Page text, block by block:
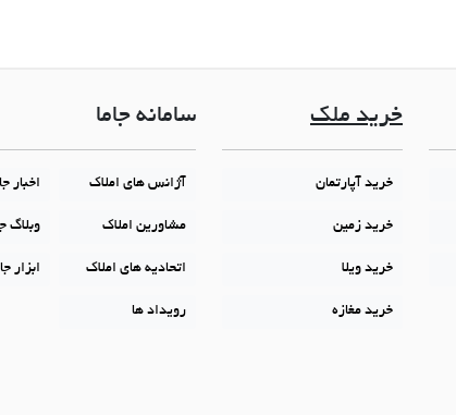
خرید ملک
خرید آپارتمان
خرید زمین
خرید ویلا
خرید مغازه
سامانه جاما
آژانس های املاک اخبار
مشاورین املاک وبلاگ
اتحادیه های املاک ابزار
رویداد ها